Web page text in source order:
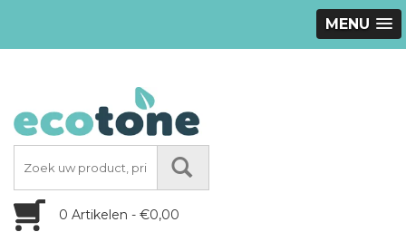
MENU
0 Artikelen - €0,00